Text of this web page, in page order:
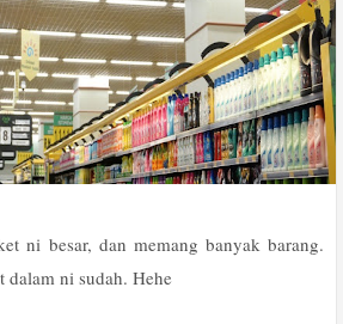
ni besar, dan memang banyak barang.
dalam ni sudah. Hehe